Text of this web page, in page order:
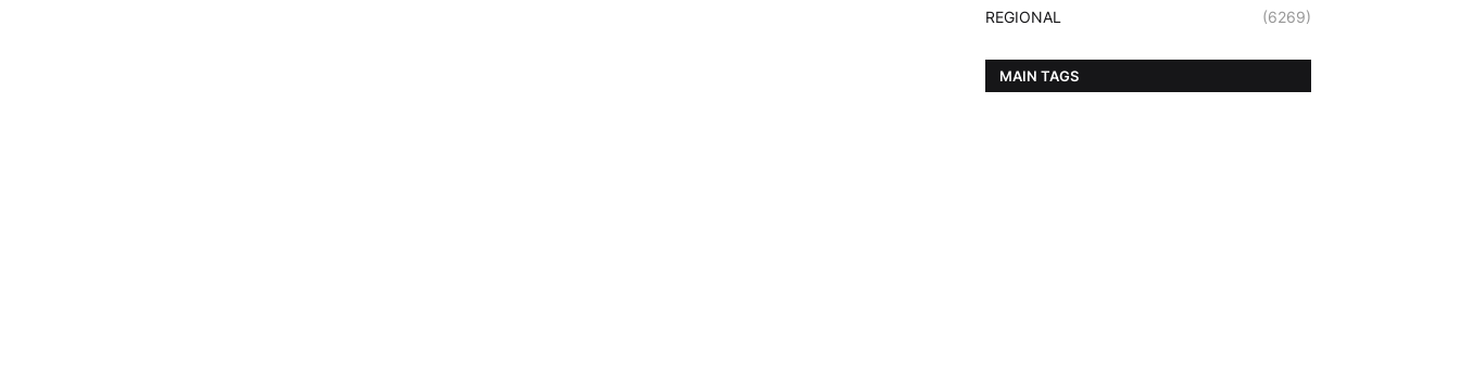
REGIONAL (6269)
MAIN TAGS